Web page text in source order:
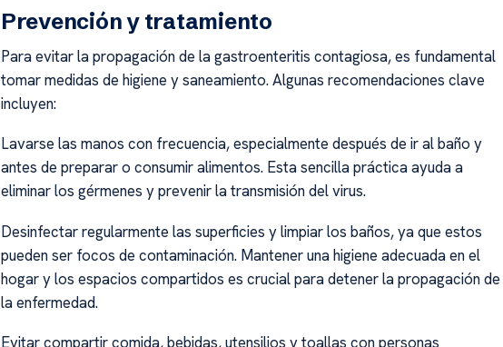
Prevención y tratamiento
Para evitar la propagación de la gastroenteritis contagiosa, es fundamental
tomar medidas de higiene y saneamiento. Algunas recomendaciones clave
incluyen:
Lavarse las manos con frecuencia, especialmente después de ir al baño y
antes de preparar o consumir alimentos. Esta sencilla práctica ayuda a
eliminar los gérmenes y prevenir la transmisión del virus.
Desinfectar regularmente las superficies y limpiar los baños, ya que estos
pueden ser focos de contaminación. Mantener una higiene adecuada en el
hogar y los espacios compartidos es crucial para detener la propagación de
la enfermedad.
Evitar compartir comida, bebidas, utensilios y toallas con personas